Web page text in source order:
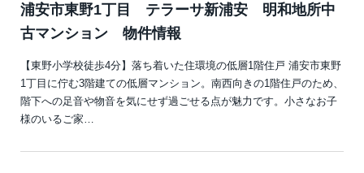
浦安市東野1丁目 テラーサ新浦安 明和地所中
古マンション 物件情報
【東野小学校徒歩4分】落ち着いた住環境の低層1階住戸 浦安市東野
1丁目に佇む3階建ての低層マンション。南西向きの1階住戸のため、
階下への足音や物音を気にせず過ごせる点が魅力です。小さなお子
様のいるご家…